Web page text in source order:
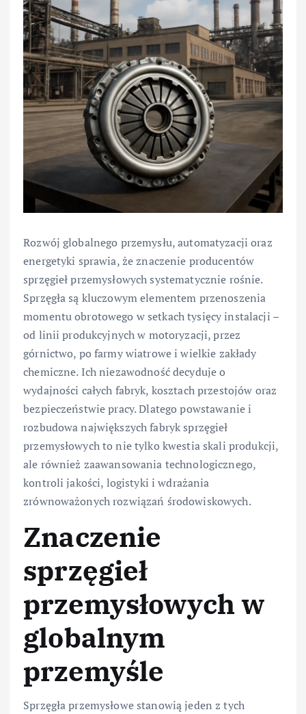
Rozwój globalnego przemysłu, automatyzacji oraz
energetyki sprawia, że znaczenie producentów
sprzęgieł przemysłowych systematycznie rośnie.
Sprzęgła są kluczowym elementem przenoszenia
momentu obrotowego w setkach tysięcy instalacji –
od linii produkcyjnych w motoryzacji, przez
górnictwo, po farmy wiatrowe i wielkie zakłady
chemiczne. Ich niezawodność decyduje o
wydajności całych fabryk, kosztach przestojów oraz
bezpieczeństwie pracy. Dlatego powstawanie i
rozbudowa największych fabryk sprzęgieł
przemysłowych to nie tylko kwestia skali produkcji,
ale również zaawansowania technologicznego,
kontroli jakości, logistyki i wdrażania
zrównoważonych rozwiązań środowiskowych.
Znaczenie
sprzęgieł
przemysłowych w
globalnym
przemyśle
Sprzęgła przemysłowe stanowią jeden z tych